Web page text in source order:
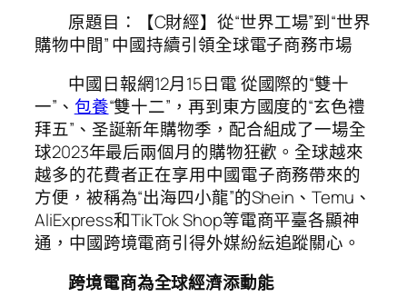
原題目：【C財經】從“世界工場”到“世界
購物中間” 中國持續引領全球電子商務市場
中國日報網12月15日電 從國際的“雙十
一”、 包養“雙十二”，再到東方國度的“玄色禮
拜五”、圣誕新年購物季，配合組成了一場全
球2023年最后兩個月的購物狂歡。全球越來
越多的花費者正在享用中國電子商務帶來的
方便，被稱為“出海四小龍”的Shein、Temu、
AliExpress和TikTok Shop等電商平臺各顯神
通，中國跨境電商引得外媒紛紜追蹤關心。
跨境電商為全球經濟添動能